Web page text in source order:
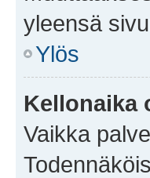
yleensä
Ylös
Kellonaika
Vaikka